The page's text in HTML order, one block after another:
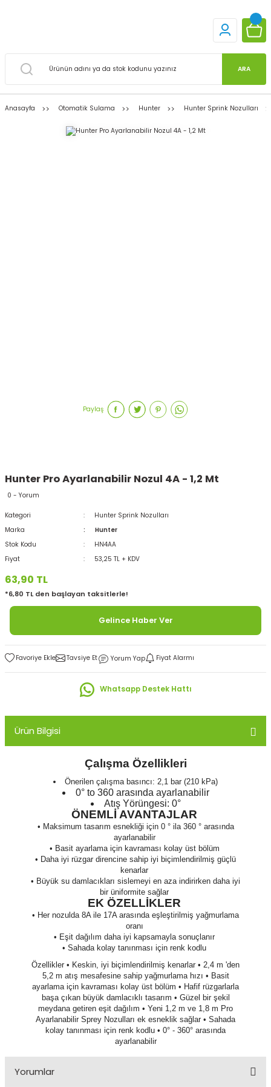
ARA
Anasayfa Otomatik Sulama Hunter Hunter Sprink Nozulları
Paylaş
Hunter Pro Ayarlanabilir Nozul 4A - 1,2 Mt
0 - Yorum
Kategori
Hunter Sprink Nozulları
Marka
Hunter
Stok Kodu
HN4AA
Fiyat
53,25 TL + KDV
63,90 TL
*6,80 TL den başlayan taksitlerle!
Gelince Haber Ver
Tavsiye Et Yorum Yap Fiyat Alarmı
Whatsapp Destek Hattı
Ürün Bilgisi
Çalışma Özellikleri
Önerilen çalışma basıncı: 2,1 bar (210 kPa)
0° to 360 arasında ayarlanabilir
Atış Yörüngesi: 0°
ÖNEMLİ AVANTAJLAR
• Maksimum tasarım esnekliği için 0 ° ila 360 ° arasında
ayarlanabilir
• Basit ayarlama için kavraması kolay üst bölüm
• Daha iyi rüzgar direncine sahip iyi biçimlendirilmiş güçlü
kenarlar
• Büyük su damlacıkları sislemeyi en aza indirirken daha iyi
bir üniformite sağlar
EK ÖZELLİKLER
• Her nozulda 8A ile 17A arasında eşleştirilmiş yağmurlama
oranı
• Eşit dağılım daha iyi kapsamayla sonuçlanır
• Sahada kolay tanınması için renk kodlu
Özellikler • Keskin, iyi biçimlendirilmiş kenarlar • 2,4 m 'den
5,2 m atış mesafesine sahip yağmurlama hızı • Basit
ayarlama için kavraması kolay üst bölüm • Hafif rüzgarlarla
başa çıkan büyük damlacıklı tasarım • Güzel bir şekil
meydana getiren eşit dağılım • Yeni 1,2 m ve 1,8 m Pro
Ayarlanabilir Sprey Nozulları ek esneklik sağlar • Sahada
kolay tanınması için renk kodlu • 0° - 360° arasında
ayarlanabilir
Yorumlar